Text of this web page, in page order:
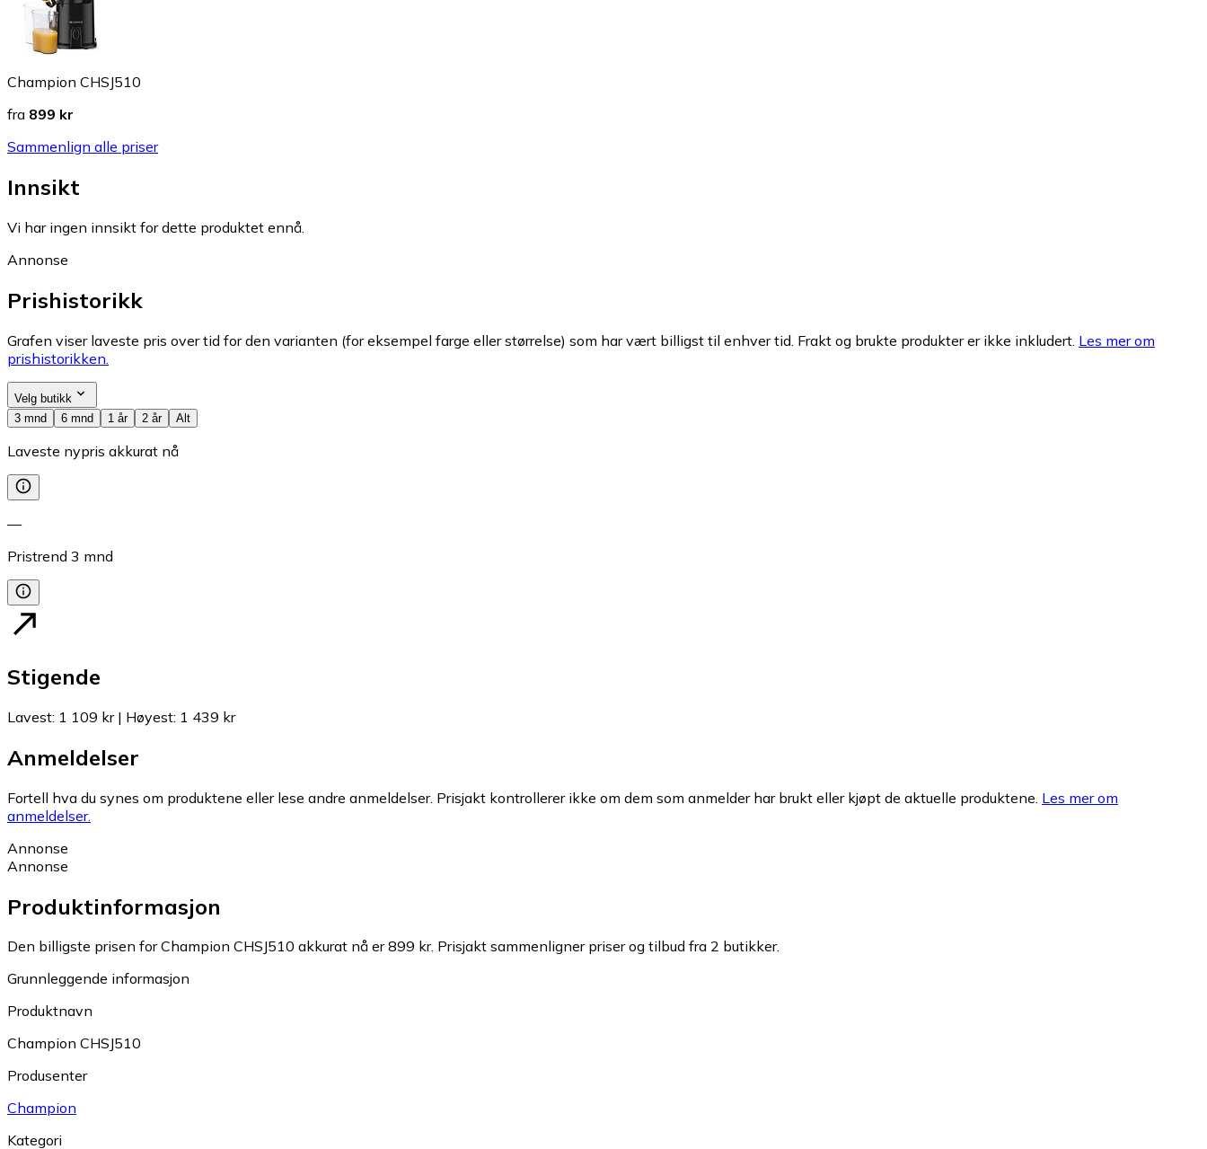
Champion CHSJ510
fra 899 kr
Sammenlign alle priser
Innsikt
Vi har ingen innsikt for dette produktet ennå.
Annonse
Prishistorikk
Grafen viser laveste pris over tid for den varianten (for eksempel farge eller størrelse) som har vært billigst til enhver tid. Frakt og brukte produkter er ikke inkludert. Les mer om
prishistorikken.
Velg butikk
3 mnd
6 mnd 1 år 2 år Alt
Laveste nypris akkurat nå
—
Pristrend 3 mnd
Stigende
Lavest: 1 109 kr| Høyest: 1 439 kr
Anmeldelser
Fortell hva du synes om produktene eller lese andre anmeldelser. Prisjakt kontrollerer ikke om dem som anmelder har brukt eller kjøpt de aktuelle produktene. Les mer om
anmeldelser.
Annonse
Annonse
Produktinformasjon
Den billigste prisen for Champion CHSJ510 akkurat nå er 899 kr. Prisjakt sammenligner priser og tilbud fra 2 butikker.
Grunnleggende informasjon
Produktnavn
Champion CHSJ510
Produsenter
Champion
Kategori